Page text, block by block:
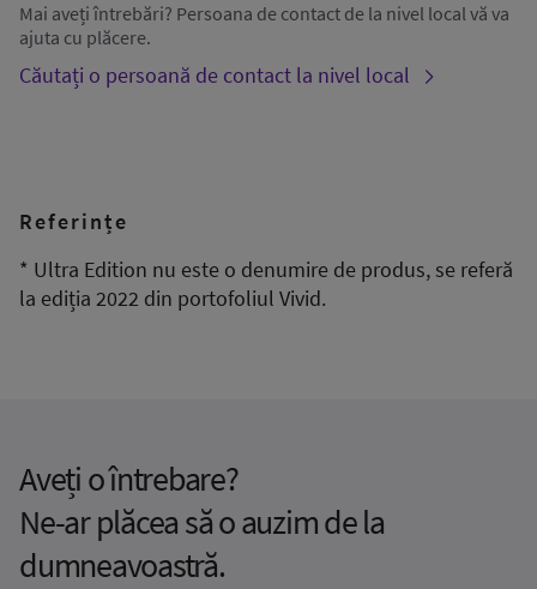
Mai aveți întrebări? Persoana de contact de la nivel local vă va
ajuta cu plăcere.
Căutați o persoană de contact la nivel local
Referințe
* Ultra Edition nu este o denumire de produs, se referă
la ediția 2022 din portofoliul Vivid.
Aveți o întrebare?
Ne-ar plăcea să o auzim de la
dumneavoastră.